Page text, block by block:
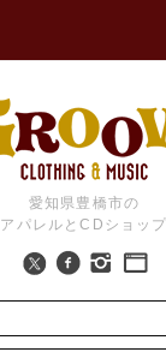
愛知県豊橋市の
アパレルとCDショップ